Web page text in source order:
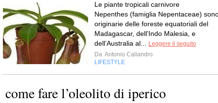
Le piante tropicali carnivore
Nepenthes (famiglia Nepentaceae)
originarie delle foreste equatoriali del
Madagascar, dell’Indo Malesia, e
dell’Australia al...
Leggere il seguito
Da Antonio Caliandro
LIFESTYLE
come fare l’oleolito di iperico